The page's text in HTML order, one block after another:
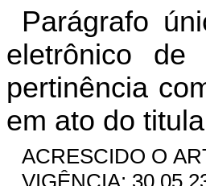
Parágrafo
eletrônico
pertinência
em ato do
ACRESCIDO O